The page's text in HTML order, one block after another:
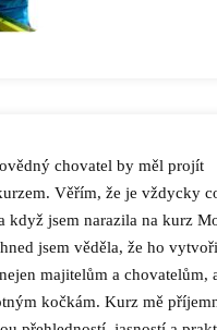
chovatel by měl projít
Věřím, že je vždycky
když jsem narazila na kurz
jsem věděla, že ho
majitelům a chovatelům,
kočkám. Kurz mě